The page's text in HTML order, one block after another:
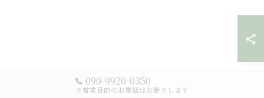
090-9920-0350
※営業目的のお電話はお断りします